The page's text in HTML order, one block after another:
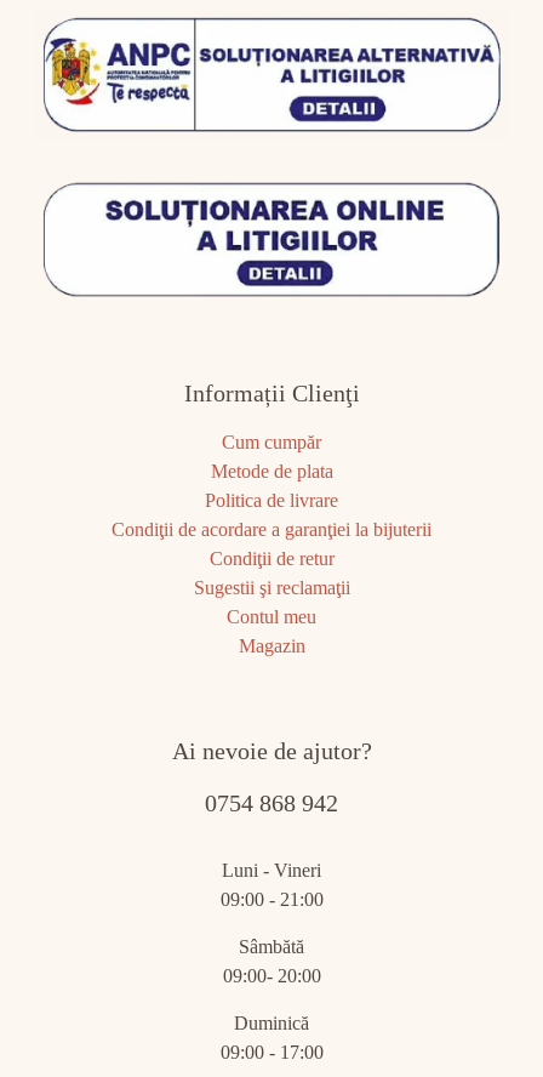
Informații Clienţi
Cum cumpăr
Metode de plata
Politica de livrare
Condiţii de acordare a garanţiei la bijuterii
Condiţii de retur
Sugestii şi reclamaţii
Contul meu
Magazin
Ai nevoie de ajutor?
0754 868 942
Luni - Vineri
09:00 - 21:00
Sâmbătă
09:00- 20:00
Duminică
09:00 - 17:00